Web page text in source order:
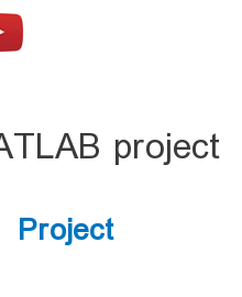
project
Project